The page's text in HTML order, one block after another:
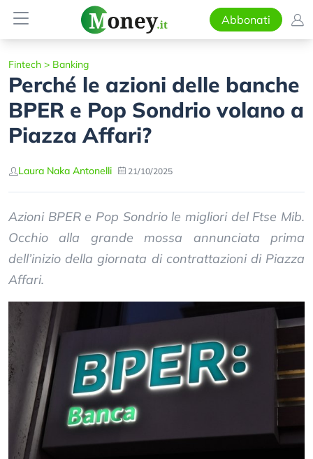
Abbonati
Fintech > Banking
Perché le azioni delle banche
BPER e Pop Sondrio volano a
Piazza Affari?
Laura Naka Antonelli 21/10/2025
Azioni BPER e Pop Sondrio le migliori del Ftse Mib.
Occhio alla grande mossa annunciata prima
dell’inizio della giornata di contrattazioni di Piazza
Affari.